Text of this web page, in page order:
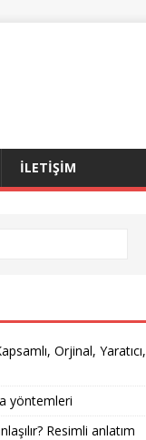
İLETIŞIM
Orjinal, Yaratıcı,
yöntemleri
Resimli anlatım